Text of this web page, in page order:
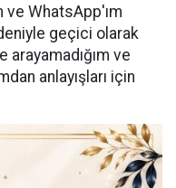
ve WhatsApp'ım
geçici olarak
arayamadığım ve
anlayışları için